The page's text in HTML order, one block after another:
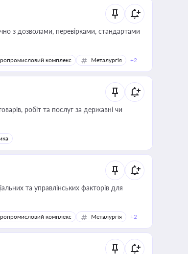
з дозволами, перевірками, стандартами
комплекс Металургія +2
робіт та послуг за державні чи
та управлінських факторів для
комплекс Металургія +2